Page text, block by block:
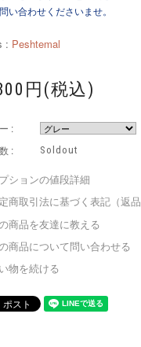
い合わせくださいませ。
: Peshtemal
円(税込)
:
:
Soldout
ションの値段詳細
商取引法に基づく表記（返
商品を友達に教える
商品について問い合わせる
物を続ける